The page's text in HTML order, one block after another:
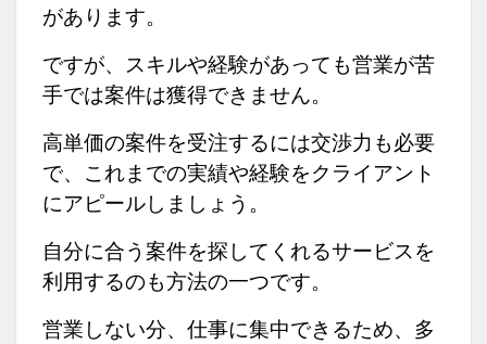
があります。
ですが、スキルや経験があっても営業が苦
手では案件は獲得できません。
高単価の案件を受注するには交渉力も必要
で、これまでの実績や経験をクライアント
にアピールしましょう。
自分に合う案件を探してくれるサービスを
利用するのも方法の一つです。
営業しない分、仕事に集中できるため、多